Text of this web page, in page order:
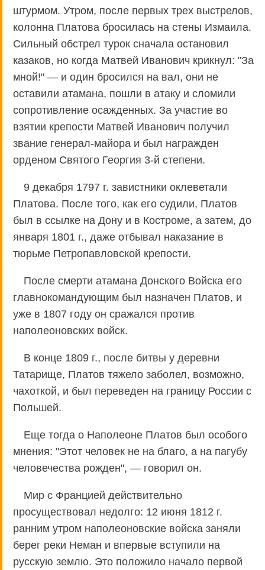
штурмом. Утром, после первых трех выстрелов,
колонна Платова бросилась на стены Измаила.
Сильный обстрел турок сначала остановил
казаков, но когда Матвей Иванович крикнул: "За
мной!" — и один бросился на вал, они не
оставили атамана, пошли в атаку и сломили
сопротивление осажденных. За участие во
взятии крепости Матвей Иванович получил
звание генерал-майора и был награжден
орденом Святого Георгия 3-й степени.
9 декабря 1797 г. завистники оклеветали
Платова. После того, как его судили, Платов
был в ссылке на Дону и в Костроме, а затем, до
января 1801 г., даже отбывал наказание в
тюрьме Петропавловской крепости.
После смерти атамана Донского Войска его
главнокомандующим был назначен Платов, и
уже в 1807 году он сражался против
наполеоновских войск.
В конце 1809 г., после битвы у деревни
Татарище, Платов тяжело заболел, возможно,
чахоткой, и был переведен на границу России с
Польшей.
Еще тогда о Наполеоне Платов был особого
мнения: "Этот человек не на благо, а на пагубу
человечества рожден", — говорил он.
Мир с Францией действительно
просуществовал недолго: 12 июня 1812 г.
ранним утром наполеоновские войска заняли
берег реки Неман и впервые вступили на
русскую землю. Это положило начало первой